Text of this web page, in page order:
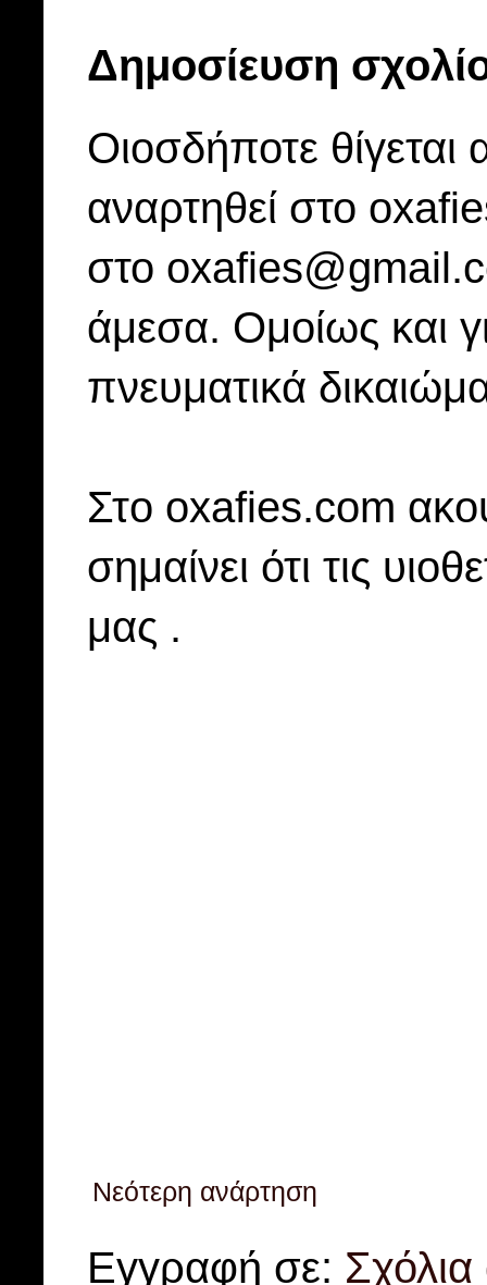
Δημοσίευση
Οιοσδήποτε
αναρτηθεί στο
στο
άμεσα. Ομοίως και
πνευματικά
Στo oxafies.com
σημαίνει ότι τις
μας .
Νεότερη ανάρτηση
Εγγραφή σε: